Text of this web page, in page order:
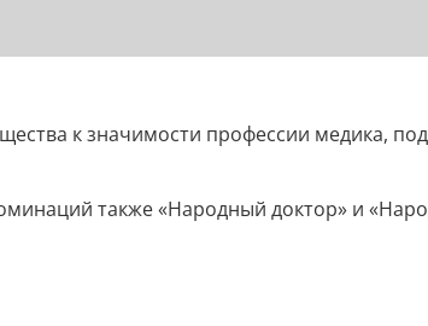
к значимости профессии медика,
также «Народный доктор» и